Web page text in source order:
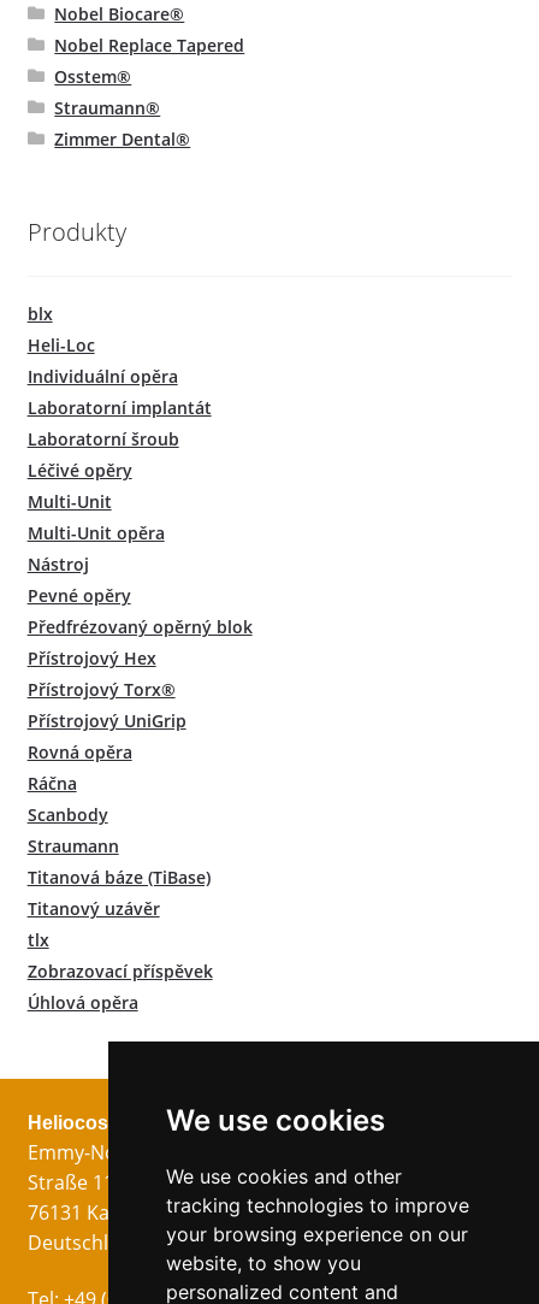
We use cookies
We use cookies and other
tracking technologies to improve
your browsing experience on our
website, to show you
personalized content and
Nobel Biocare®
Nobel Replace Tapered
Osstem®
Straumann®
Zimmer Dental®
Produkty
blx
Heli-Loc
Individuální opěra
Laboratorní implantát
Laboratorní šroub
Léčivé opěry
Multi-Unit
Multi-Unit opěra
Nástroj
Pevné opěry
Předfrézovaný opěrný blok
Přístrojový Hex
Přístrojový Torx®
Přístrojový UniGrip
Rovná opěra
Ráčna
Scanbody
Straumann
Titanová báze (TiBase)
Titanový uzávěr
tlx
Zobrazovací příspěvek
Úhlová opěra
Heliocos GmbH
Emmy-Noether-
Straße 11
76131 Karlsruhe
Deutschland
Právní
Ochrana dat
VOP
Následuj nás!
Jazyky